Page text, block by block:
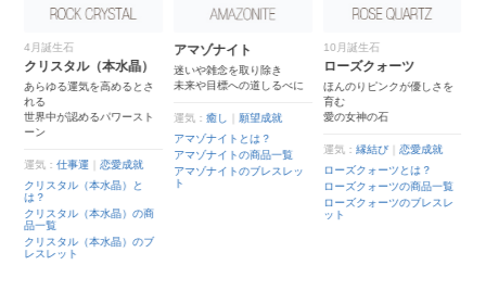
4月誕生石
クリスタル（本水晶）
あらゆる運気を高めるとさ
れる
世界中が認めるパワースト
ーン
運気：仕事運 ｜恋愛成就
クリスタル（本水晶）と
は？
クリスタル（本水晶）の商
品一覧
クリスタル（本水晶）のブ
レスレット
アマゾナイト
迷いや雑念を取り除き
未来や目標への道しるべに
運気： 癒し
願望成就
アマゾナイトとは？
アマゾナイトの商品一覧
アマゾナイトのブレスレッ
ト
10月誕生石
ローズクォーツ
ほんのりピンクが優しさを
育む
愛の女神の石
運気： 縁結び｜ 恋愛成就
ローズクォーツとは？
ローズクォーツの商品一覧
ローズクォーツのブレスレ
ット